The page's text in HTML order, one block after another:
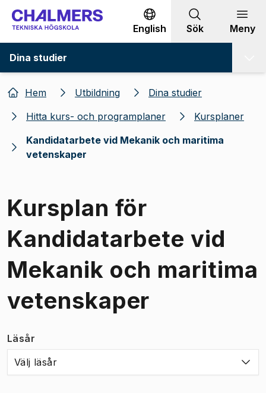
Gå till innehållet
English Sök Meny
Dina studier
Hem Utbildning
Dina studier
Hitta kurs- och programplaner
Kursplaner
Kandidatarbete vid Mekanik och maritima
vetenskaper
Kursplan för
Kandidatarbete vid
Mekanik och maritima
vetenskaper
Läsår
Välj läsår